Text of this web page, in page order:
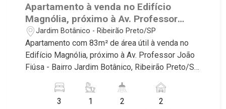
Apartamento à venda no Edifício
Magnólia, próximo à Av. Professor
João Fiúsa - Ribeirão Preto/SP.
Jardim Botânico - Ribeirão Preto/SP
Apartamento com 83m² de área útil à venda no
Edifício Magnólia, próximo à Av. Professor João
Fiúsa - Bairro Jardim Botânico, Ribeirão Preto/SP.
Martinelli Imobiliária selecionou para você: -
83m² de área útil - 3 dormitórios sendo 1 suíte -
3 1 2 2